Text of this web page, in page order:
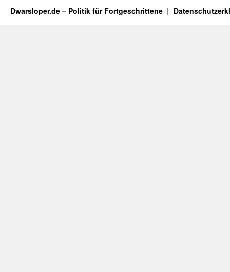
Dwarsloper.de – Politik für Fortgeschrittene